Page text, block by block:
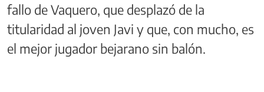
fallo de Vaquero, que desplazó de la
titularidad al joven Javi y que, con mucho, es
el mejor jugador bejarano sin balón.